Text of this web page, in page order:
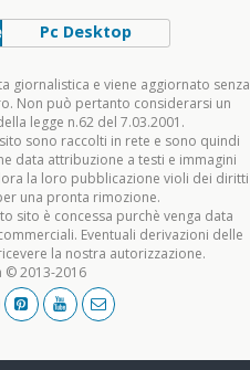
Pc Desktop
giornalistica e viene aggiornato senza
Non può pertanto considerarsi un
legge n.62 del 7.03.2001.
sono raccolti in rete e sono quindi
data attribuzione a testi e immagini
la loro pubblicazione violi dei diritti
una pronta rimozione.
sito è concessa purchè venga data
Eventuali derivazioni delle
la nostra autorizzazione.
© 2013-2016